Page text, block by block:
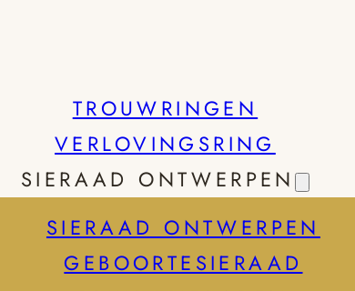
TROUWRINGEN
VERLOVINGSRING
SIERAAD ONTWERPEN
SIERAAD ONTWERPEN
GEBOORTESIERAAD